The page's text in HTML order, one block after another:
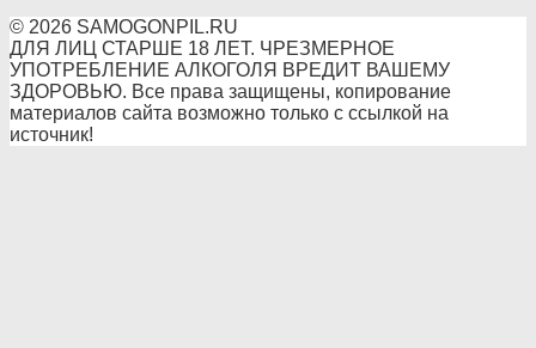
© 2026 SAMOGONPIL.RU
ДЛЯ ЛИЦ СТАРШЕ 18 ЛЕТ. ЧРЕЗМЕРНОЕ
УПОТРЕБЛЕНИЕ АЛКОГОЛЯ ВРЕДИТ ВАШЕМУ
ЗДОРОВЬЮ. Все права защищены, копирование
материалов сайта возможно только с ссылкой на
источник!